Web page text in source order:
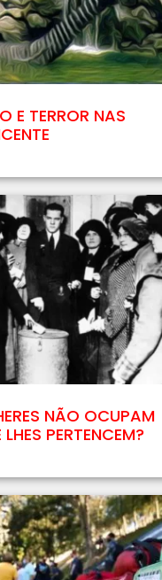
E TERROR NAS
NÃO OCUPAM
PERTENCEM?